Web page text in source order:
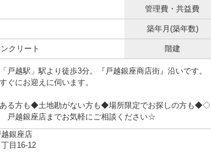
管理費・共益費
築年月(築年数)
クリート 階建
戸越駅」駅より徒歩3分。『戸越銀座商店街』沿いです。
ぐにお迎えに伺います。
る方も◆土地勘がない方も◆場所限定でお探しの方も◆◇
越銀座店までお気軽にご相談ください☆
銀座店
目16-12